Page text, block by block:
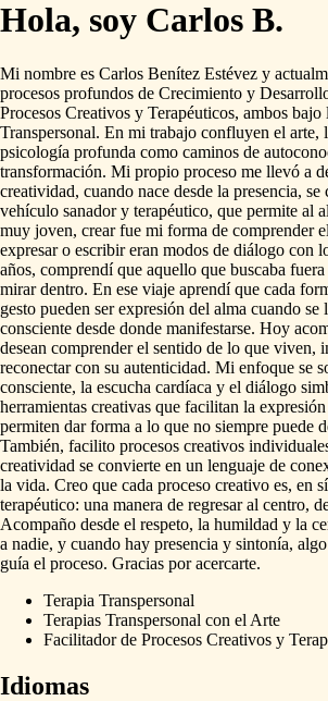
Hola, soy Carlos B.
Mi nombre es Carlos Benítez Estévez y
procesos profundos de Crecimiento y
Procesos Creativos y Terapéuticos, ambos bajo
Transpersonal. En mi trabajo confluyen el arte,
psicología profunda como caminos de
transformación. Mi propio proceso me llevó a
creatividad, cuando nace desde la presencia, se
vehículo sanador y terapéutico, que permite al
muy joven, crear fue mi forma de comprender el
expresar o escribir eran modos de diálogo con
años, comprendí que aquello que buscaba fuera
mirar dentro. En ese viaje aprendí que cada
gesto pueden ser expresión del alma cuando se
consciente desde donde manifestarse. Hoy
desean comprender el sentido de lo que viven,
reconectar con su autenticidad. Mi enfoque se
consciente, la escucha cardíaca y el diálogo
herramientas creativas que facilitan la expresión
permiten dar forma a lo que no siempre puede
También, facilito procesos creativos
creatividad se convierte en un lenguaje de
la vida. Creo que cada proceso creativo es, en sí
terapéutico: una manera de regresar al centro,
Acompaño desde el respeto, la humildad y la
a nadie, y cuando hay presencia y sintonía, algo
guía el proceso. Gracias por acercarte.
Terapia Transpersonal
Terapias Transpersonal con el Arte
Facilitador de Procesos Creativos y
Idiomas